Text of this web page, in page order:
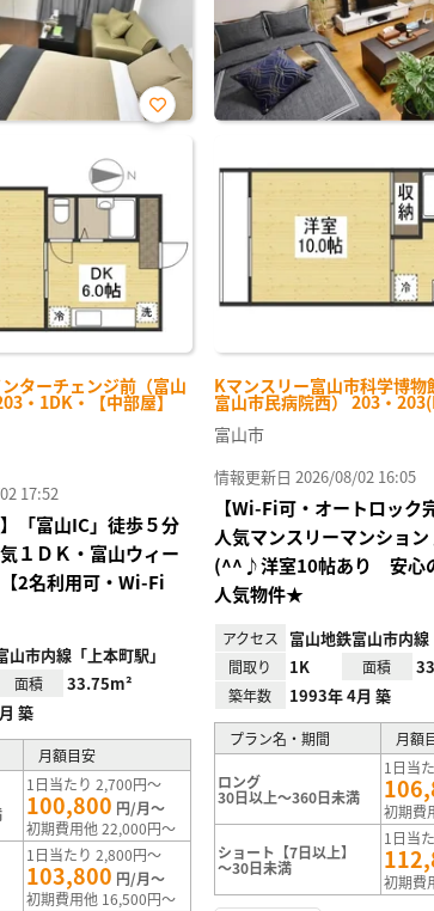
ターチェンジ前（富山
・1DK・【中部屋】
お気
17:52
「富山IC」徒歩５分
１ＤＫ・富山ウィー
2名利用可・Wi-Fi
山市内線「上本町駅」
面積 33.75m²
築
月額目安
1日当たり 2,700円～
100,800 円/月～
初期費用他 22,000円～
1日当たり 2,800円～
103,800 円/月～
初期費用他 16,500円～
Kマンスリー富山市科学博物
富山市民病院西） 203・
富山市
情報更新日 2026/08/02 16:05
【Wi-Fi可・オートロック
人気マンスリーマンショ
(^^♪洋室10帖あり 安心
人気物件★
アクセス 富山地鉄富山市内線
間取り 1K 面積
築年数 1993年 4月 築
プラン名・期間 月額
ロング
30日以上～360日未満
1日当
初期費
ショート【7日以上】
～30日未満
1日当
初期費